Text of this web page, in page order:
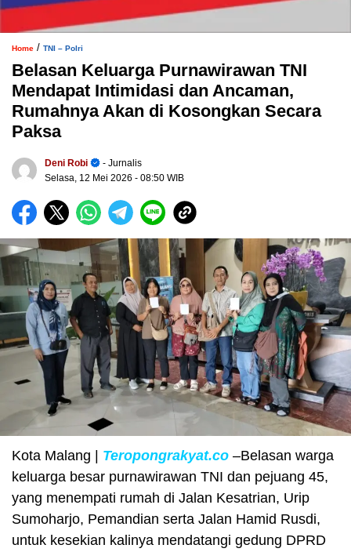
Home / TNI – Polri
Belasan Keluarga Purnawirawan TNI
Mendapat Intimidasi dan Ancaman,
Rumahnya Akan di Kosongkan Secara
Paksa
Deni Robi
- Jurnalis
Selasa, 12 Mei 2026 - 08:50 WIB
Kota Malang | Teropongrakyat.co –Belasan warga
keluarga besar purnawirawan TNI dan pejuang 45,
yang menempati rumah di Jalan Kesatrian, Urip
Sumoharjo, Pemandian serta Jalan Hamid Rusdi,
untuk kesekian kalinya mendatangi gedung DPRD